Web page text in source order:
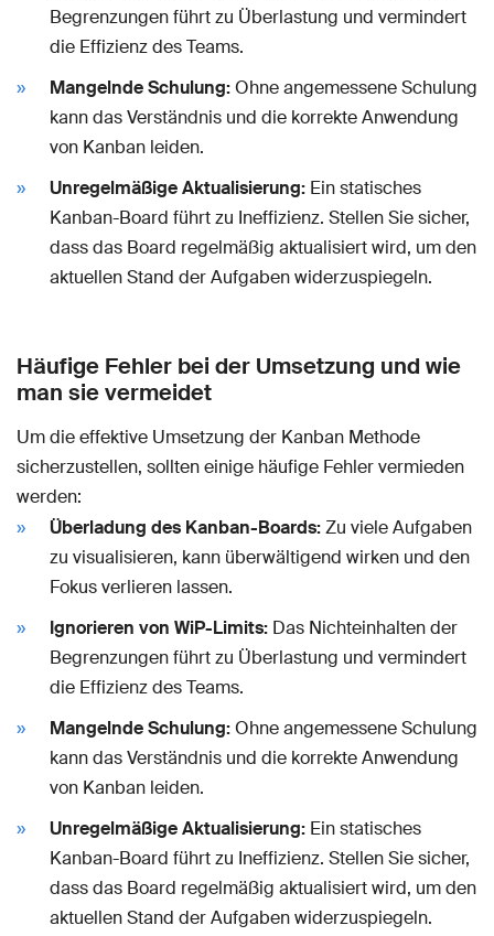
Begrenzungen führt zu Überlastung und vermindert
die Effizienz des Teams.
Mangelnde Schulung:Ohne angemessene Schulung
kann das Verständnis und die korrekte Anwendung
von Kanban leiden.
Unregelmäßige Aktualisierung: Ein statisches
Kanban-Board führt zu Ineffizienz. Stellen Sie sicher,
dass das Board regelmäßig aktualisiert wird, um den
aktuellen Stand der Aufgaben widerzuspiegeln.
Häufige Fehler bei der Umsetzung und wie
man sie vermeidet
Um die effektive Umsetzung der Kanban Methode
sicherzustellen, sollten einige häufige Fehler vermieden
werden:
Überladung des Kanban-Boards:Zu viele Aufgaben
zu visualisieren, kann überwältigend wirken und den
Fokus verlieren lassen.
Ignorieren von WiP-Limits: Das Nichteinhalten der
Begrenzungen führt zu Überlastung und vermindert
die Effizienz des Teams.
Mangelnde Schulung:Ohne angemessene Schulung
kann das Verständnis und die korrekte Anwendung
von Kanban leiden.
Unregelmäßige Aktualisierung: Ein statisches
Kanban-Board führt zu Ineffizienz. Stellen Sie sicher,
dass das Board regelmäßig aktualisiert wird, um den
aktuellen Stand der Aufgaben widerzuspiegeln.